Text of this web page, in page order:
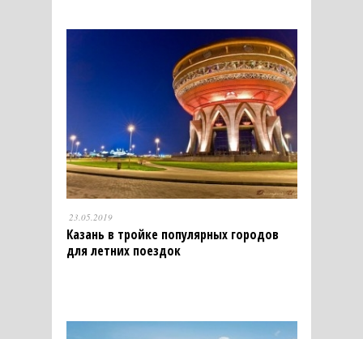
23.05.2019
Казань в тройке популярных городов
для летних поездок